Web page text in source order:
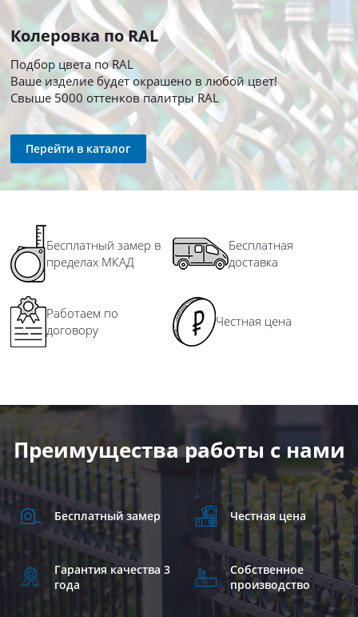
Колеровка по RAL
Подбор цвета по RAL
Ваше изделие будет окрашено в любой цвет!
Свыше 5000 оттенков палитры RAL
Перейти в каталог
Бесплатный замер в
пределах МКАД
Бесплатная
доставка
Работаем по
договору
Честная цена
Преимущества работы с нами
Бесплатный замер Честная цена
Гарантия качества 3
года
Собственное
производство